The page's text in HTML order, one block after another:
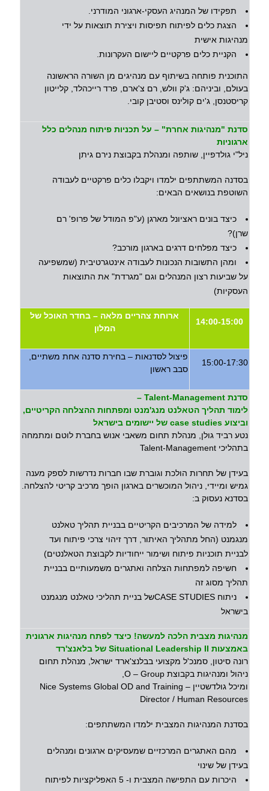
תפקידו של המנהיג העסקי-ארגוני המודרני.
הצגת כלים לפיתוח תפיסות ויצירת תוצאות על ידי
מנהיגות אישית
הקניית כלים פרקטיים ליישום העקרונות.
התוכנית פותחה בשיתוף עם מנהיגים מן השורה הראשונה
בעולם, וביניהם: ג'ק וולש, רם צ'ארם, פרד רייכהלד, קלייטון
קריסטנסן, ג'ים קולינס וסטיבן קובי.
סדנת "מנהיגות אחרת" – על תכניות פיתוח מנהלים כלל
ארגוניות
ניל"י גולדפיין, שותפה ומנהלת בקבוצת נירם גיתן
בסדנה המשתתפים ילמדו ויקבלו כלים פרקטיים לעבודה
השוטפת בנושאים הבאים:
כיצד בונים ראציונל מארגן (ע"פ המודל של פרופ' רם
שרן)?
כיצד מפלחים דרגים בארגון מורכב?
ומהן התשובות הנכונות לעבודה אינטגרטיבית (שמשפיעה
על שביעות רצון המנהלים וגם "מגרדת" את התוצאות
העסקיות)
14:00-15:00
ארוחת צהריים מלאה – בחדר האוכל של
המלון
15:00-17:30
פיצול לסדנאות – בחירת סדנה אחת משתיים,
סבב ראשון
סדנת Talent-Management –
לימוד תהליך הטאלנט מנג'מנט ומפתחות ההצלחה הקריטיים,
וביצוע case studies של יישומים בישראל
נטע רביד גולן, מנהלת תחום משאבי אנוש בחברת לוטם ומתמחה
בתהליכי Talent-Management
בעידן של תחרות הולכת וגוברת שבו חברות נדרשות לספק מענה
גמיש ומיידי, ניהול המוכשרים בארגון הופך מרכיב קריטי להצלחה.
בסדנא נעסוק ב:
למידה של המרכיבים הקריטיים בבניית תהליך טאלנט
מנגמנט (החל מתהליך האיתור, דרך זיהוי צרכי פיתוח ועד
לבניית תוכניות פיתוח ושימור ייחודיות לקבוצת הטאלנטים)
חשיפה למפתחות הצלחה ואתגרים משמעותיים בבניית
תהליך מסוג זה
ניתוח CASE STUDIESשל בניית תהליכי טאלנט מנגמנט
בישראל
מנהיגות מצבית הלכה למעשה! כיצד לפתח מנהיגות ארגונית
באמצעות Situational Leadership II של בלאנצ'רד
רונה סיטון, סמנכ'ל מקצועי בבלנצ'ארד ישראל, מנהלת תחום
ניהול ומנהיגות בקבוצת O – Group,
ומיכל גולדשטיין – Nice Systems Global OD and Training
Director / Human Resources
בסדנת המנהיגות המצבית ילמדו המשתתפים:
מהם האתגרים המרכזיים שמעסיקים ארגונים ומנהלים
בעידן של שינוי
היכרות עם התפישה המצבית ו- 5 האפליקציות לפיתוח